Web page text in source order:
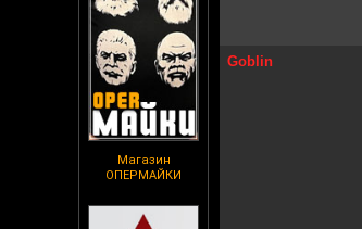
Магазин
ОПЕРМАЙКИ
Goblin